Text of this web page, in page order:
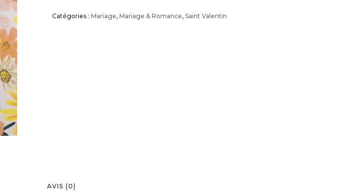
Catégories : Mariage, Mariage & Romance, Saint Valentin
AVIS (0)